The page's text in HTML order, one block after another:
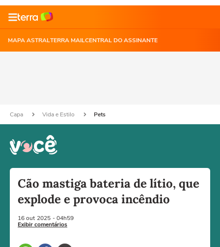
MAPA ASTRALTERRA MAILCENTRAL DO ASSINANTE
Capa Vida e Estilo Pets
Cão mastiga bateria de lítio, que
explode e provoca incêndio
16 out 2025 - 04h59
Exibir comentários